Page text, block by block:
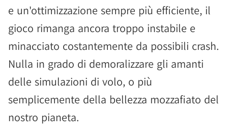
e un'ottimizzazione sempre più efficiente, il
gioco rimanga ancora troppo instabile e
minacciato costantemente da possibili crash.
Nulla in grado di demoralizzare gli amanti
delle simulazioni di volo, o più
semplicemente della bellezza mozzafiato del
nostro pianeta.